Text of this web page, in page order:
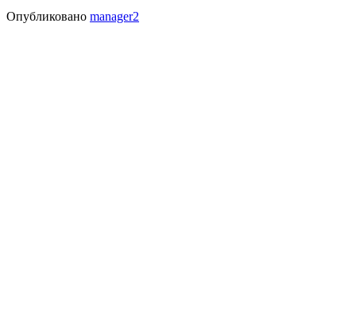
Опубликовано manager2